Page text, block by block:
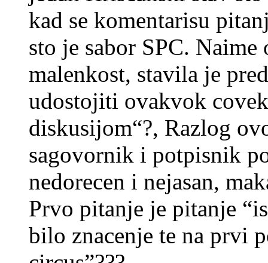
kad se komentarisu
sto je sabor SPC.
malenkost, stavila je
udostojiti ovakvok
diskusijom“?, Razlog
sagovornik i potpisnik
nedorecen i nejasan,
Prvo pitanje je pitanje
bilo znacenje te na prvi